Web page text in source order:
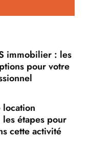
immobilier : les
pour votre
étapes pour
cette activité